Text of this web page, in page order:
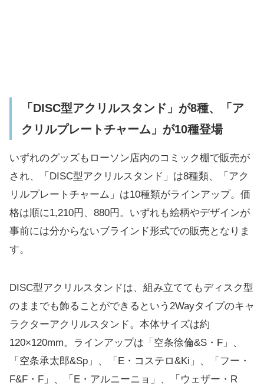
「DISC型アクリルスタンド」が8種、「ア
クリルプレートチャーム」が10種登場
いずれのグッズもローソン店内のコミック棚で販売が
され、「DISC型アクリルスタンド」は8種類、「アク
リルプレートチャーム」は10種類がラインアップ。価
格は順に1,210円、880円。いずれも絵柄やデザインが
事前には分からないブラインド形式での販売となりま
す。
DISC型アクリルスタンドは、組み立ててもディスク型
のままでも飾ることができるという2Wayタイプのキャ
ラクターアクリルスタンド。本体サイズは約
120×120mm。ラインアップは「空条徐倫&S・F」、
「空条承太郎&Sp」、「E・コステロ&Ki」、「フー・
F&F・F」、「E・アルニーニョ」、「ウェザー・R